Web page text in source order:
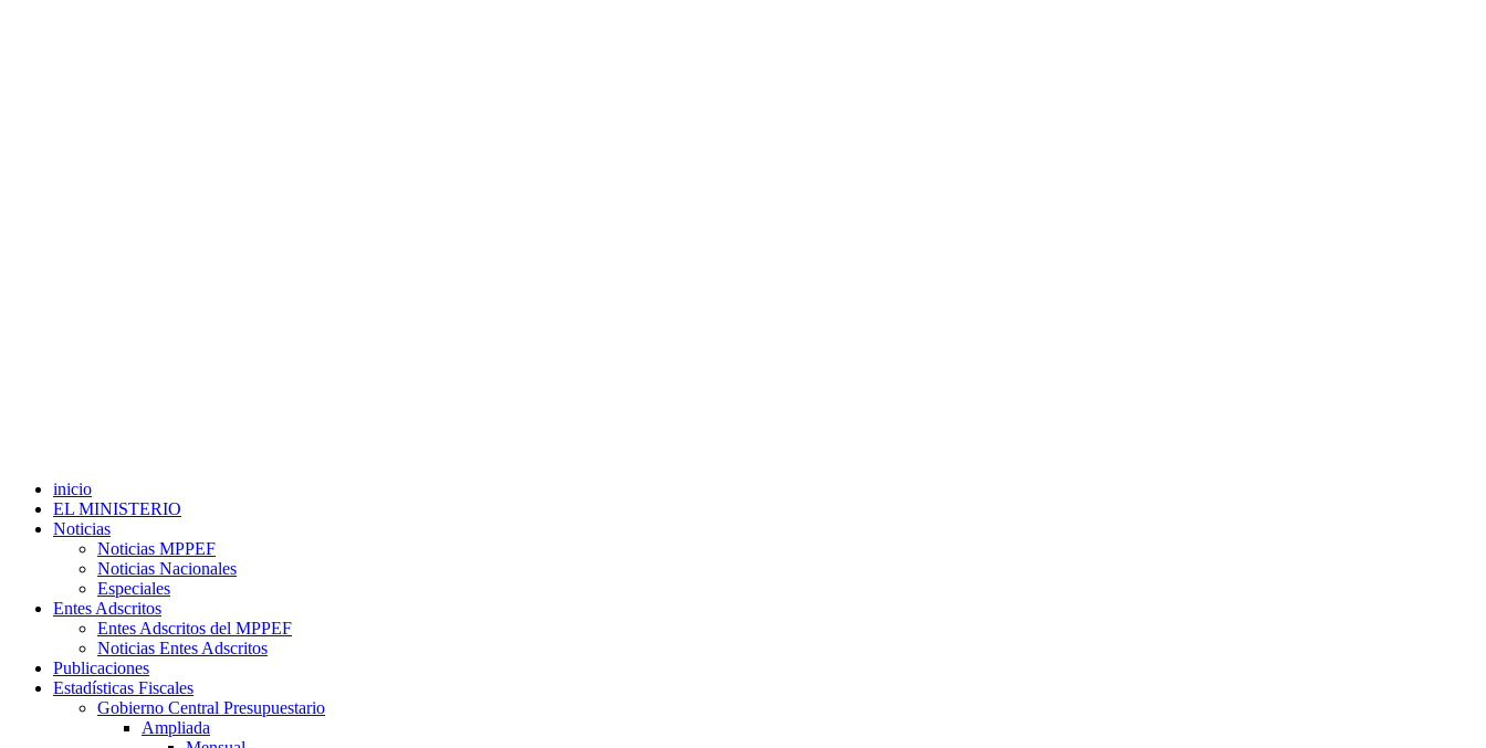
inicio
EL MINISTERIO
Noticias
Noticias MPPEF
Noticias Nacionales
Especiales
Entes Adscritos
Entes Adscritos del MPPEF
Noticias Entes Adscritos
Publicaciones
Estadísticas Fiscales
Gobierno Central Presupuestario
Ampliada